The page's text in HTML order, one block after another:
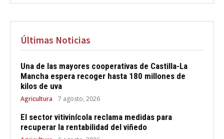
Últimas Noticias
Una de las mayores cooperativas de Castilla-La
Mancha espera recoger hasta 180 millones de
kilos de uva
Agricultura 7 agosto, 2026
El sector vitivinícola reclama medidas para
recuperar la rentabilidad del viñedo